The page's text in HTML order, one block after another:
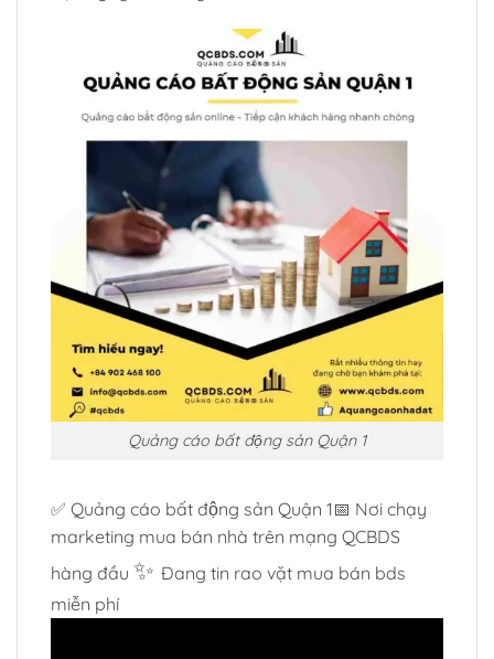
Quảng cáo bất động sản Quận 1
✅ Quảng cáo bất động sản Quận 1📅 Nơi chạy
marketing mua bán nhà trên mạng QCBDS
hàng đầu ✨ Đang tin rao vặt mua bán bds
miễn phí